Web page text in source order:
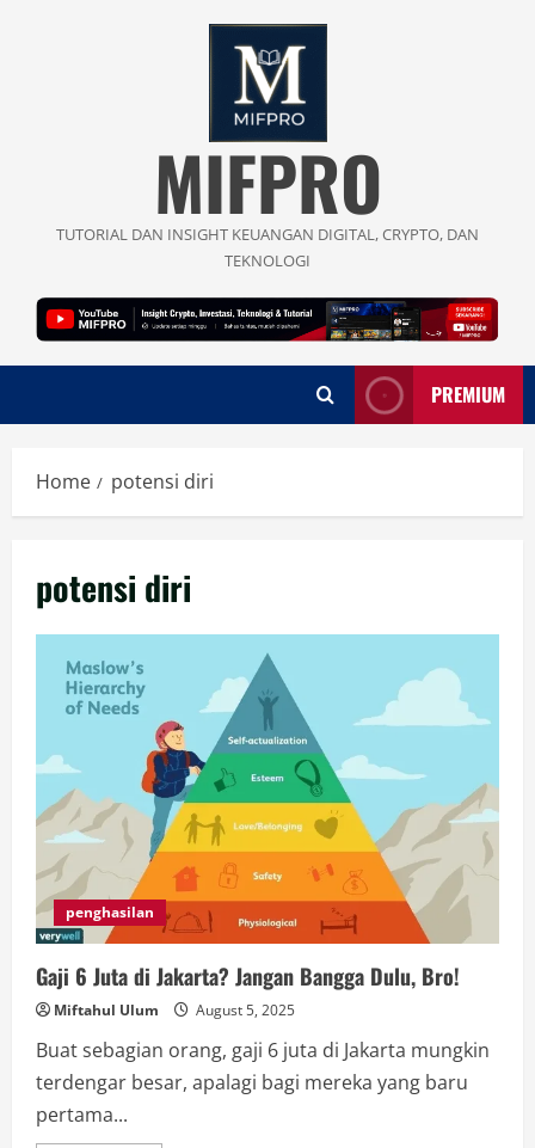
MIFPRO
TUTORIAL DAN INSIGHT KEUANGAN DIGITAL, CRYPTO, DAN
TEKNOLOGI
PREMIUM
Home potensi diri
potensi diri
penghasilan
Gaji 6 Juta di Jakarta? Jangan Bangga Dulu, Bro!
Miftahul Ulum August 5, 2025
Buat sebagian orang, gaji 6 juta di Jakarta mungkin
terdengar besar, apalagi bagi mereka yang baru
pertama...